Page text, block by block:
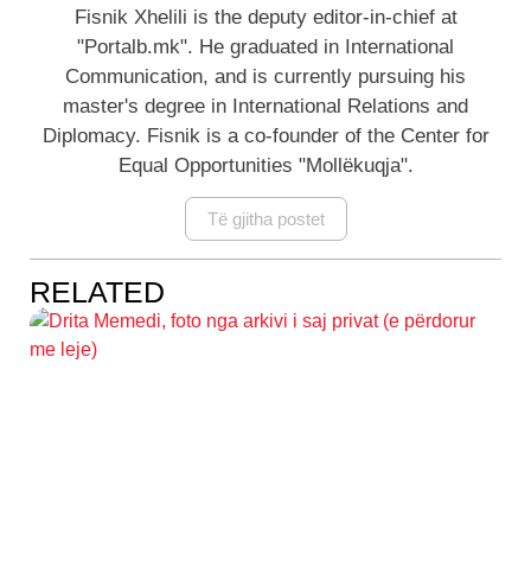
Fisnik Xhelili is the deputy editor-in-chief at
"Portalb.mk". He graduated in International
Communication, and is currently pursuing his
master's degree in International Relations and
Diplomacy. Fisnik is a co-founder of the Center for
Equal Opportunities "Mollëkuqja".
Të gjitha postet
RELATED